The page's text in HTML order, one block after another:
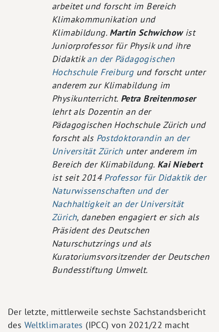
arbeitet und forscht im Bereich
Klimakommunikation und
Klimabildung. Martin Schwichowist
Juniorprofessor für Physik und ihre
Didaktikan der Pädagogischen
Hochschule Freiburgund forscht unter
anderem zur Klimabildung im
Physikunterricht. Petra Breitenmoser
lehrt als Dozentin an der
Pädagogischen Hochschule Zürich und
forscht als Postdoktorandin an der
Universität Zürichunter anderem im
Bereich der Klimabildung. Kai Niebert
ist seit 2014 Professor für Didaktik der
Naturwissenschaften und der
Nachhaltigkeit an der Universität
Zürich, daneben engagiert er sich als
Präsident des Deutschen
Naturschutzrings und als
Kuratoriumsvorsitzender der Deutschen
Bundesstiftung Umwelt.
Der letzte, mittlerweile sechste Sachstandsbericht
des Weltklimarates (IPCC) von 2021/22 macht